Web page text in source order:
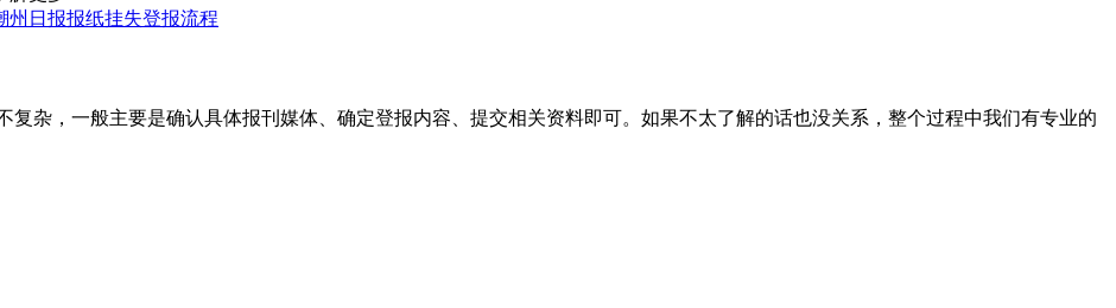
州日报报纸挂失登报流程
复杂，一般主要是确认具体报刊媒体、确定登报内容、提交相关资料即可。如果不太了解的话也没关系，整个过程中我们有专业的